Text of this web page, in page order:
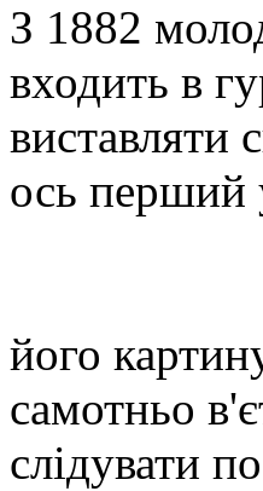
З 1882
входить в
виставляти
ось перший
його
самотньо
слідувати